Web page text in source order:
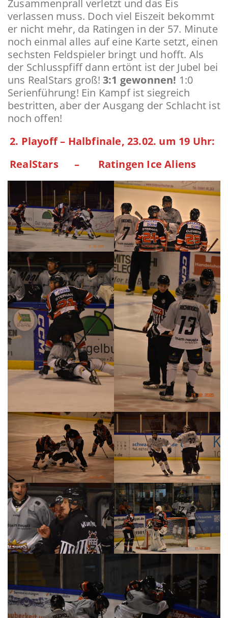
Zusammenprall verletzt und das Eis
verlassen muss. Doch viel Eiszeit bekommt
er nicht mehr, da Ratingen in der 57. Minute
noch einmal alles auf eine Karte setzt, einen
sechsten Feldspieler bringt und hofft. Als
der Schlusspfiff dann ertönt ist der Jubel bei
uns RealStars groß! 3:1 gewonnen! 1:0
Serienführung! Ein Kampf ist siegreich
bestritten, aber der Ausgang der Schlacht ist
noch offen!
2. Playoff – Halbfinale, 23.02. um 19 Uhr:
RealStars – Ratingen Ice Aliens